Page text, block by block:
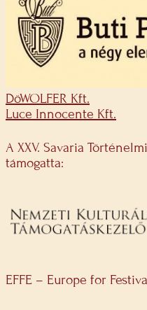
DöWOLFER Kft.
Luce Innocente Kft.
A XXV. Savaria
támogatta:
EFFE – Europe for